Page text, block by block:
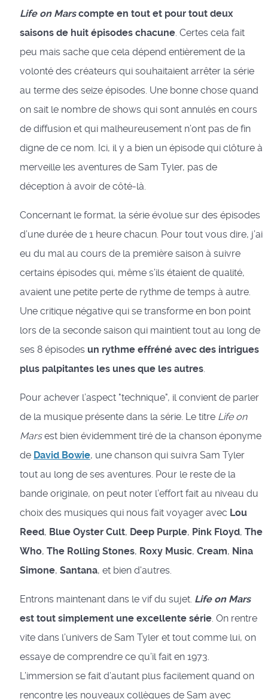
Life on Marscompte en tout et pour tout deux
saisons de huit épisodes chacune. Certes cela fait
peu mais sache que cela dépend entièrement de la
volonté des créateurs qui souhaitaient arrêter la série
au terme des seize épisodes. Une bonne chose quand
on sait le nombre de shows qui sont annulés en cours
de diffusion et qui malheureusement n’ont pas de fin
digne de ce nom. Ici, il y a bien un épisode qui clôture à
merveille les aventures de Sam Tyler, pas de
déception à avoir de côté-là.
Concernant le format, la série évolue sur des épisodes
d’une durée de 1 heure chacun. Pour tout vous dire, j’ai
eu du mal au cours de la première saison à suivre
certains épisodes qui, même s’ils étaient de qualité,
avaient une petite perte de rythme de temps à autre.
Une critique négative qui se transforme en bon point
lors de la seconde saison qui maintient tout au long de
ses 8 épisodes un rythme effréné avec des intrigues
plus palpitantes les unes que les autres.
Pour achever l’aspect "technique", il convient de parler
de la musique présente dans la série. Le titre Life on
Marsest bien évidemment tiré de la chanson éponyme
de David Bowie, une chanson qui suivra Sam Tyler
tout au long de ses aventures. Pour le reste de la
bande originale, on peut noter l’effort fait au niveau du
choix des musiques qui nous fait voyager avec Lou
Reed, Blue Oyster Cult, Deep Purple, Pink Floyd, The
Who, The Rolling Stones, Roxy Music, Cream, Nina
Simone, Santana, et bien d'autres.
Entrons maintenant dans le vif du sujet. Life on Mars
est tout simplement une excellente série. On rentre
vite dans l’univers de Sam Tyler et tout comme lui, on
essaye de comprendre ce qu’il fait en 1973.
L’immersion se fait d’autant plus facilement quand on
rencontre les nouveaux collègues de Sam avec